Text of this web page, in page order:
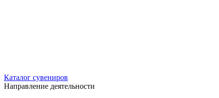
Каталог сувениров
Направление деятельности